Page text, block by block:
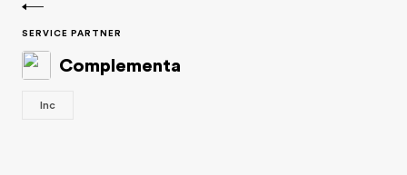
SERVICE PARTNER
Complementa
Inc